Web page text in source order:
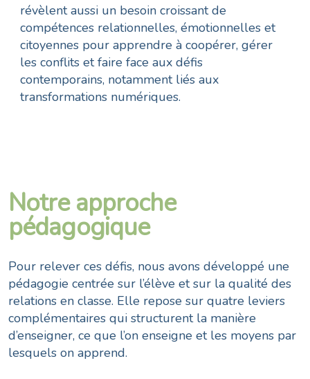
révèlent aussi un besoin croissant de
compétences relationnelles, émotionnelles et
citoyennes pour apprendre à coopérer, gérer
les conflits et faire face aux défis
contemporains, notamment liés aux
transformations numériques.
Notre approche
pédagogique
Pour relever ces défis, nous avons développé une
pédagogie centrée sur l’élève et sur la qualité des
relations en classe. Elle repose sur quatre leviers
complémentaires qui structurent la manière
d’enseigner, ce que l’on enseigne et les moyens par
lesquels on apprend.